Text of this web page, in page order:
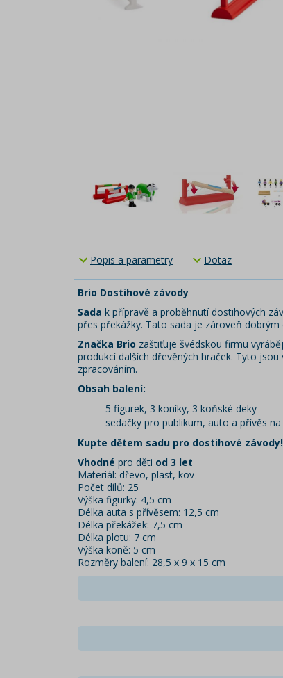
Popis a parametry Dotaz
Brio Dostihové závody
Sada k přípravě a proběhnutí dostihových
přes překážky. Tato sada je zároveň
Značka Brio zaštiťuje švédskou firmu
produkcí dalších dřevěných hraček. Tyto
zpracováním.
Obsah balení:
5 figurek, 3 koníky, 3 koňské deky
sedačky pro publikum, auto a přívěs
Kupte dětem sadu pro dostihové závody!
Vhodné pro děti od 3 let
Materiál: dřevo, plast, kov
Počet dílů: 25
Výška figurky: 4,5 cm
Délka auta s přívěsem: 12,5 cm
Délka překážek: 7,5 cm
Délka plotu: 7 cm
Výška koně: 5 cm
Rozměry balení: 28,5 x 9 x 15 cm